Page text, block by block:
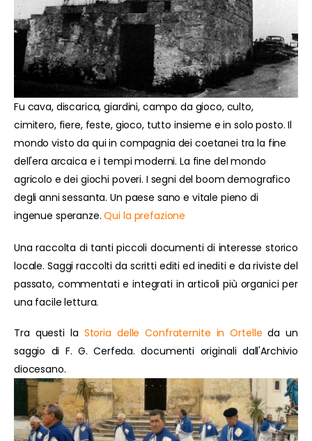
Fu cava, discarica, giardini, campo da gioco, culto,
cimitero, fiere, feste, gioco, tutto insieme e in solo posto. Il
mondo visto da qui in compagnia dei coetanei tra la fine
dell'era arcaica e i tempi moderni. La fine del mondo
agricolo e dei giochi poveri. I segni del boom demografico
degli anni sessanta. Un paese sano e vitale pieno di
ingenue speranze.Qui la prefazione
Una raccolta di tanti piccoli documenti di interesse storico
locale. Saggi raccolti da scritti editi ed inediti e da riviste del
passato, commentati e integrati in articoli più organici per
una facile lettura.
Tra questi la Storia delle Confraternite in Ortelle da un
saggio di F. G. Cerfeda. documenti originali dall'Archivio
diocesano.